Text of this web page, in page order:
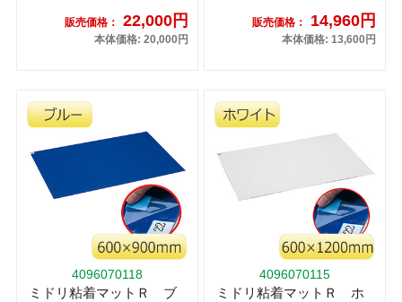
販売価格： 22,000円
本体価格: 20,000円
販売価格： 14,960円
本体価格: 13,600円
4096070118
ミドリ粘着マットＲ ブ
4096070115
ミドリ粘着マットＲ ホ